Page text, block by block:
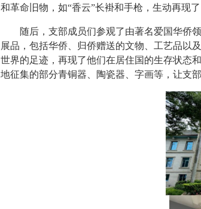
和革命旧物，如“香云”长褂和手枪，生动再现
随后，支部成员们参观了由著名爱国华侨
展品，包括华侨、归侨赠送的文物、工艺品以
世界的足迹，再现了他们在居住国的生存状态
地征集的部分青铜器、陶瓷器、字画等，让支